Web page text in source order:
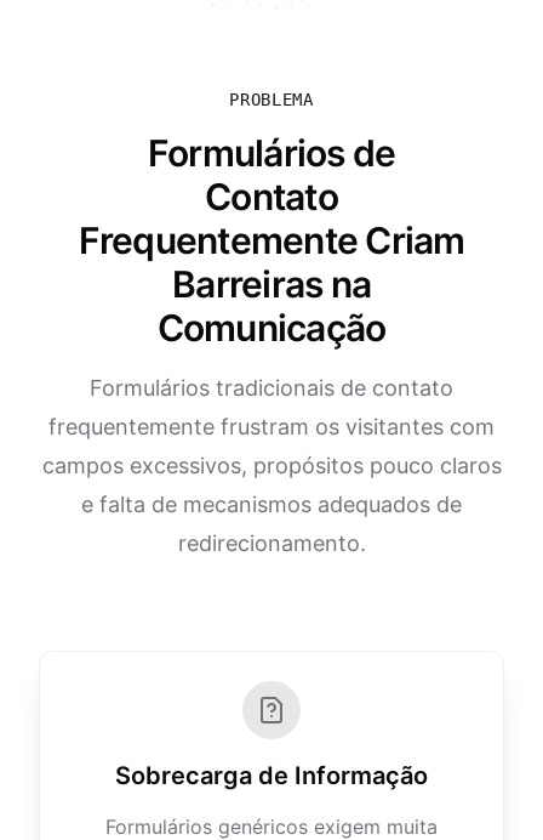
PROBLEMA
Formulários de
Contato
Frequentemente Criam
Barreiras na
Comunicação
Formulários tradicionais de contato
frequentemente frustram os visitantes com
campos excessivos, propósitos pouco claros
e falta de mecanismos adequados de
redirecionamento.
Sobrecarga de Informação
Formulários genéricos exigem muita